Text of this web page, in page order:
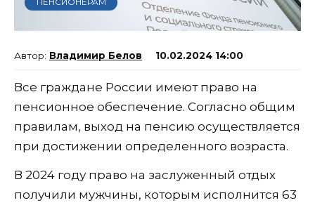
Владимир Белов 10.02.2024 14:00
Все граждане России имеют право на
пенсионное обеспечение. Согласно общим
правилам, выход на пенсию осуществляется
при достижении определенного возраста.
В 2024 году право на заслуженный отдых
получили мужчины, которым исполнится 63